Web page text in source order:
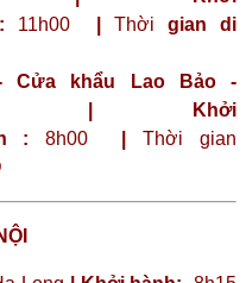
11h00 Thời gian di
Cửa khẩu Lao Bảo -
| Khởi
: 8h00 |Thời gian